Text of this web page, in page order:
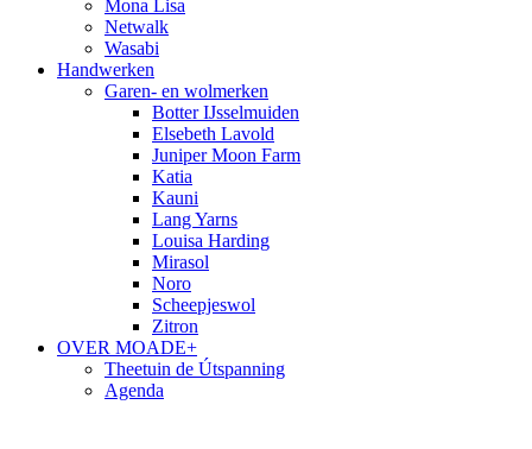
Mona Lisa
Netwalk
Wasabi
Handwerken
Garen- en wolmerken
Botter IJsselmuiden
Elsebeth Lavold
Juniper Moon Farm
Katia
Kauni
Lang Yarns
Louisa Harding
Mirasol
Noro
Scheepjeswol
Zitron
OVER MOADE+
Theetuin de Útspanning
Agenda